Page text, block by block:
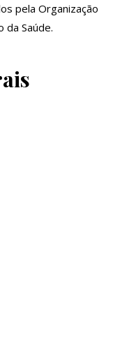
pela Organização
da Saúde.